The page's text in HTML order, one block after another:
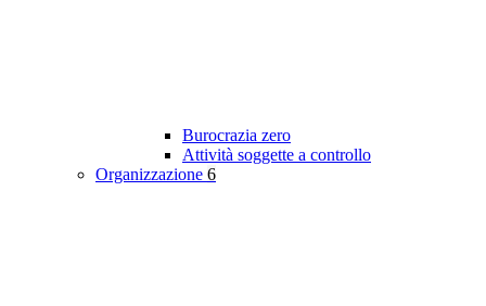
Burocrazia zero
Attività soggette a controllo
Organizzazione 6